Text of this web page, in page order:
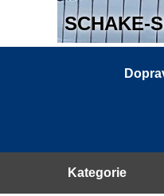
SCHAKE-
Kategorie